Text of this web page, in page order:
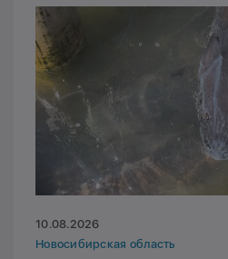
10.08.2026
Новосибирская область